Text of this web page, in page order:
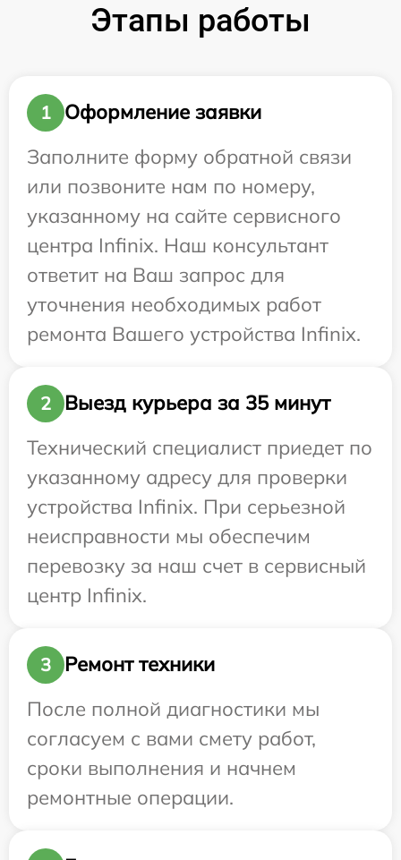
Этапы работы
1
Оформление заявки
Заполните форму обратной связи
или позвоните нам по номеру,
указанному на сайте сервисного
центра Infinix. Наш консультант
ответит на Ваш запрос для
уточнения необходимых работ
ремонта Вашего устройства Infinix.
2
Выезд курьера за 35 минут
Технический специалист приедет по
указанному адресу для проверки
устройства Infinix. При серьезной
неисправности мы обеспечим
перевозку за наш счет в сервисный
центр Infinix.
3
Ремонт техники
После полной диагностики мы
согласуем с вами смету работ,
сроки выполнения и начнем
ремонтные операции.